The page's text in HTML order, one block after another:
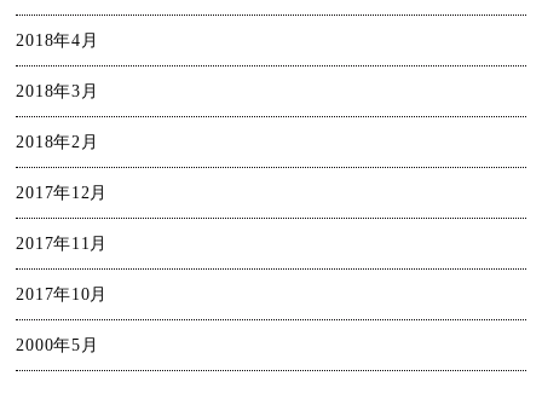
2018年4月
2018年3月
2018年2月
2017年12月
2017年11月
2017年10月
2000年5月